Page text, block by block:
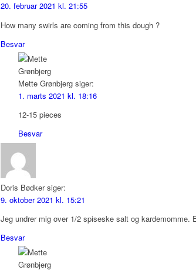
20. februar 2021 kl. 21:55
How many swirls are coming from this dough ?
Besvar
Mette Grønbjerg siger:
1. marts 2021 kl. 18:16
12-15 pieces
Besvar
Doris Bødker siger:
9. oktober 2021 kl. 15:21
Jeg undrer mig over 1/2 spiseske salt og kardemomme.
Besvar